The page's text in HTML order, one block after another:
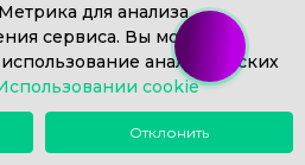
обновления в
для анализа
сервиса. Вы можете
аналитических
cookie
Отклонить